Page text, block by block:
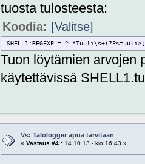
tuosta tulosteesta:
Koodia: [Valitse]
SHELL1:REGEXP =
Tuon löytämien arvojen
käytettävissä
Vs: Talologger apua tarvitaan
« Vastaus #4 :14.10.13 - klo:16:43 »